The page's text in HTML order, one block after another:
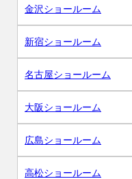
金沢ショールーム
新宿ショールーム
名古屋ショールーム
大阪ショールーム
広島ショールーム
高松ショールーム